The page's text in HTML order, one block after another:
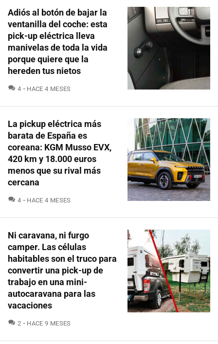
Adiós al botón de bajar la
ventanilla del coche: esta
pick-up eléctrica lleva
manivelas de toda la vida
porque quiere que la
hereden tus nietos
4 COMENTARIOS
HACE 4 MESES
La pickup eléctrica más
barata de España es
coreana: KGM Musso EVX,
420 km y 18.000 euros
menos que su rival más
cercana
4 COMENTARIOS
HACE 4 MESES
Ni caravana, ni furgo
camper. Las células
habitables son el truco para
convertir una pick-up de
trabajo en una mini-
autocaravana para las
vacaciones
2 COMENTARIOS
HACE 9 MESES